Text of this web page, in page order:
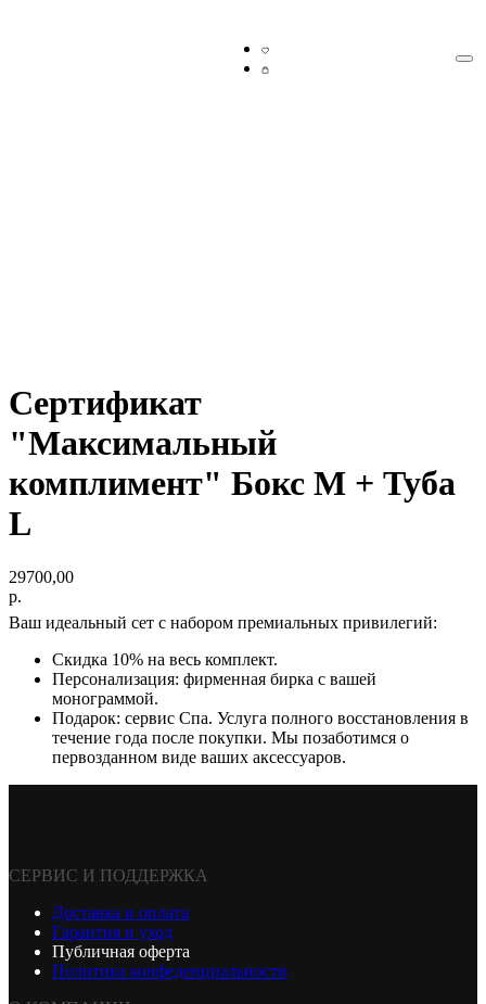
Сертификат
"Максимальный
комплимент" Бокс М + Туба
L
29700,00
р.
Ваш идеальный сет с набором премиальных привилегий:
Скидка 10% на весь комплект.
Персонализация: фирменная бирка с вашей
монограммой.
Подарок: сервис Спа. Услуга полного восстановления в
течение года после покупки. Мы позаботимся о
первозданном виде ваших аксессуаров.
СЕРВИС И ПОДДЕРЖКА
Доставка и оплата
Гарантия и уход
Публичная оферта
Политика конфеденциальности